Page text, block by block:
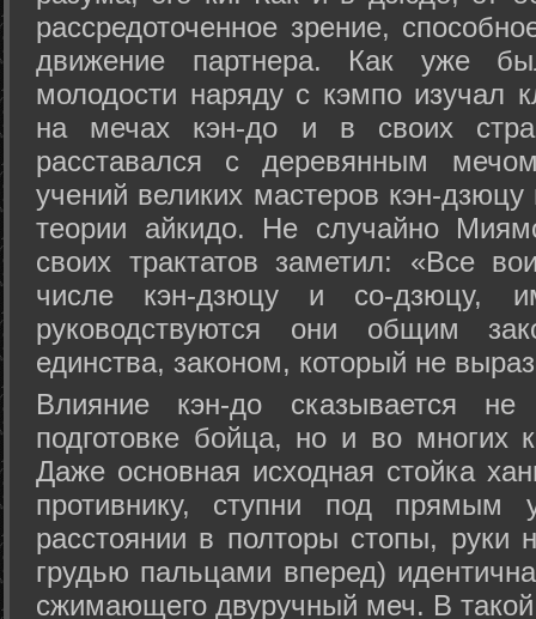
рассредоточенное зрение,
движение партнера. Как уже
молодости наряду с кэмпо изучал
на мечах кэн-до и в своих
расставался с деревянным
учений великих мастеров кэн-
теории айкидо. Не случайно
своих трактатов заметил: «Все
числе кэн-дзюцу и со-дзюцу,
руководствуются они общим
единства, законом, который не
Влияние кэн-до сказывается не
подготовке бойца, но и во многих
Даже основная исходная стойка
противнику, ступни под прямым
расстоянии в полторы стопы, руки
грудью пальцами вперед)
сжимающего двуручный меч. В